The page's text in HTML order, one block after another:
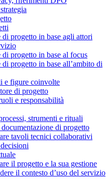
progetto in base agli attori
progetto in base al focus
progetto in base all’ambito di
e figure coinvolte
di progetto
e responsabilità
strumenti e rituali
di progetto
tavoli tecnici collaborativi
il progetto e la sua gestione
il contesto d’uso del servizio